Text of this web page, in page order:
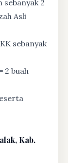
2
Asli
sebanyak
2 buah
Kab.